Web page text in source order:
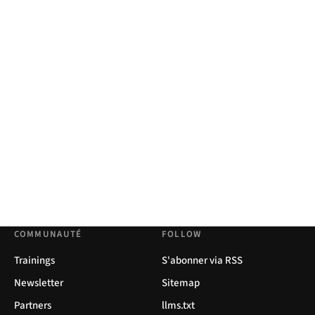
COMMUNAUTÉ
Trainings
Newsletter
Partners
FOLLOW
S'abonner via RSS
Sitemap
llms.txt